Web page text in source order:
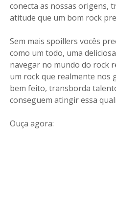
conecta as nossas origens,
atitude que um bom rock
Sem mais spoillers vocês
como um todo, uma
navegar no mundo do rock
um rock que realmente nos
bem feito, transborda
conseguem atingir essa
Ouça agora: